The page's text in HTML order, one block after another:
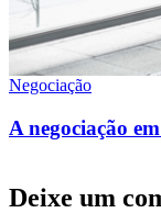
Negociação
A negociação
Deixe um